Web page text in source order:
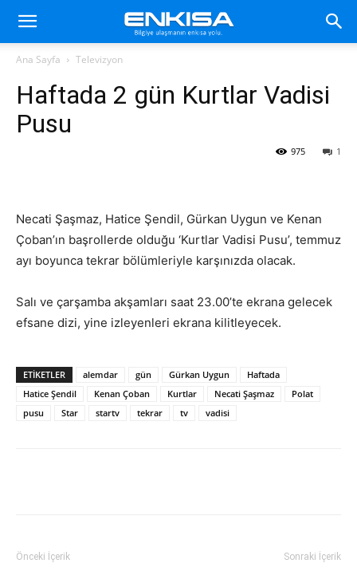
Ana Sayfa Televizyon
Haftada 2 gün Kurtlar Vadisi
Pusu
1
975
Necati Şaşmaz, Hatice Şendil, Gürkan Uygun ve Kenan
Çoban’ın başrollerde olduğu ‘Kurtlar Vadisi Pusu’, temmuz
ayı boyunca tekrar bölümleriyle karşınızda olacak.
Salı ve çarşamba akşamları saat 23.00’te ekrana gelecek
efsane dizi, yine izleyenleri ekrana kilitleyecek.
ETIKETLER alemdar gün Gürkan Uygun
Haftada
Hatice Şendil
Kenan Çoban Kurtlar Necati Şaşmaz
Polat
pusu
Star startv tekrar tv vadisi
Önceki İçerik Sonraki İçerik